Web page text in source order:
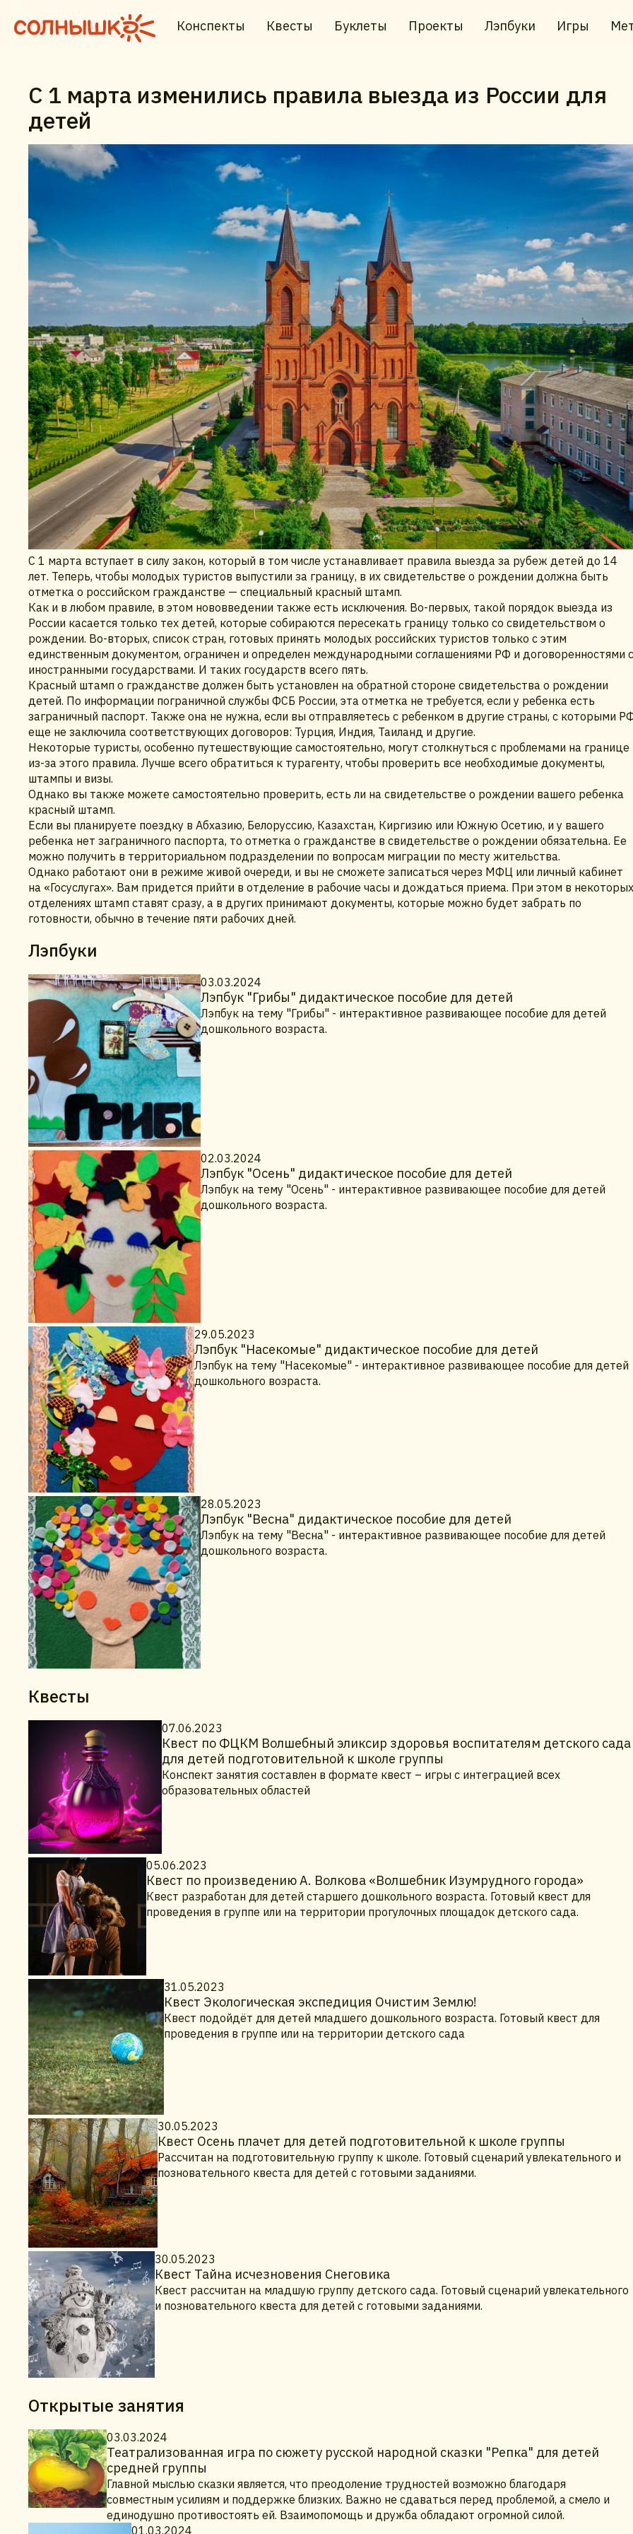
Конспекты Квесты Буклеты Проекты Лэпбуки Игры
С 1 марта изменились правила выезда из России для
детей
С 1 марта вступает в силу закон, который в том числе устанавливает правила выезда за рубеж детей до 14
лет. Теперь, чтобы молодых туристов выпустили за границу, в их свидетельстве о рождении должна быть
отметка о российском гражданстве — специальный красный штамп.
Как и в любом правиле, в этом нововведении также есть исключения. Во-первых, такой порядок выезда из
России касается только тех детей, которые собираются пересекать границу только со свидетельством о
рождении. Во-вторых, список стран, готовых принять молодых российских туристов только с этим
единственным документом, ограничен и определен международными соглашениями РФ и договоренностями с
иностранными государствами. И таких государств всего пять.
Красный штамп о гражданстве должен быть установлен на обратной стороне свидетельства о рождении
детей. По информации пограничной службы ФСБ России, эта отметка не требуется, если у ребенка есть
заграничный паспорт. Также она не нужна, если вы отправляетесь с ребенком в другие страны, с которыми
еще не заключила соответствующих договоров: Турция, Индия, Таиланд и другие.
Некоторые туристы, особенно путешествующие самостоятельно, могут столкнуться с проблемами на границе
из-за этого правила. Лучше всего обратиться к турагенту, чтобы проверить все необходимые документы,
штампы и визы.
Однако вы также можете самостоятельно проверить, есть ли на свидетельстве о рождении вашего ребенка
красный штамп.
Если вы планируете поездку в Абхазию, Белоруссию, Казахстан, Киргизию или Южную Осетию, и у вашего
ребенка нет заграничного паспорта, то отметка о гражданстве в свидетельстве о рождении обязательна. Ее
можно получить в территориальном подразделении по вопросам миграции по месту жительства.
Однако работают они в режиме живой очереди, и вы не сможете записаться через МФЦ или личный кабинет
на «Госуслугах». Вам придется прийти в отделение в рабочие часы и дождаться приема. При этом в некоторых
отделениях штамп ставят сразу, а в других принимают документы, которые можно будет забрать по
готовности, обычно в течение пяти рабочих дней.
Лэпбуки
03.03.2024
Лэпбук "Грибы" дидактическое пособие для детей
Лэпбук на тему "Грибы" - интерактивное развивающее пособие для детей
дошкольного возраста.
02.03.2024
Лэпбук "Осень" дидактическое пособие для детей
Лэпбук на тему "Осень" - интерактивное развивающее пособие для детей
дошкольного возраста.
29.05.2023
Лэпбук "Насекомые" дидактическое пособие для детей
Лэпбук на тему "Насекомые" - интерактивное развивающее пособие для детей
дошкольного возраста.
28.05.2023
Лэпбук "Весна" дидактическое пособие для детей
Лэпбук на тему "Весна" - интерактивное развивающее пособие для детей
дошкольного возраста.
Квесты
07.06.2023
Квест по ФЦКМ Волшебный эликсир здоровья воспитателям детского сада
для детей подготовительной к школе группы
Конспект занятия составлен в формате квест – игры с интеграцией всех
образовательных областей
05.06.2023
Квест по произведению А. Волкова «Волшебник Изумрудного города»
Квест разработан для детей старшего дошкольного возраста. Готовый квест для
проведения в группе или на территории прогулочных площадок детского сада.
31.05.2023
Квест Экологическая экспедиция Очистим Землю!
Квест подойдёт для детей младшего дошкольного возраста. Готовый квест для
проведения в группе или на территории детского сада
30.05.2023
Квест Осень плачет для детей подготовительной к школе группы
Рассчитан на подготовительную группу к школе. Готовый сценарий увлекательного и
позновательного квеста для детей с готовыми заданиями.
30.05.2023
Квест Тайна исчезновения Снеговика
Квест рассчитан на младшую группу детского сада. Готовый сценарий увлекательного
и позновательного квеста для детей с готовыми заданиями.
Открытые занятия
03.03.2024
Театрализованная игра по сюжету русской народной сказки "Репка" для детей
средней группы
Главной мыслью сказки является, что преодоление трудностей возможно благодаря
совместным усилиям и поддержке близких. Важно не сдаваться перед проблемой, а смело и
единодушно противостоять ей. Взаимопомощь и дружба обладают огромной силой.
01.03.2024